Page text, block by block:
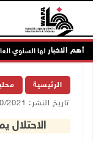
أهم الاخبار
من معدلها السنوي العام
الرئيسية
تاريخ النشر: 26/10/2021 04:17 م
الاحتلال